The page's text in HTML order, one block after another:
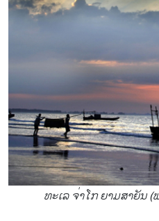
ທະ​ເລ ຈ່າ​ໂກ ຍາມສາ​ຍັນ​​​​​​​ (